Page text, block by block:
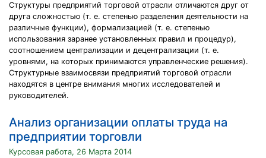
Структуры предприятий торговой отрасли отличаются друг от
друга сложностью (т. е. степенью разделения деятельности на
различные функции), формализацией (т. е. степенью
использования заранее установленных правил и процедур),
соотношением централизации и децентрализации (т. е.
уровнями, на которых принимаются управленческие решения).
Структурные взаимосвязи предприятий торговой отрасли
находятся в центре внимания многих исследователей и
руководителей.
Анализ организации оплаты труда на
предприятии торговли
Курсовая работа, 26 Марта 2014